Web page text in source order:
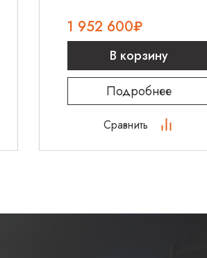
1 952 600₽
В корзину
Подробнее
Сравнить